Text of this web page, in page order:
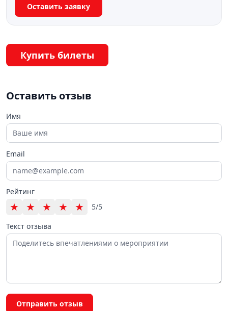
Оставить заявку
Купить билеты
Оставить отзыв
Имя
Email
Рейтинг
★ ★ ★ ★ ★
5/5
Текст отзыва
Отправить отзыв